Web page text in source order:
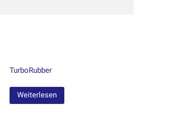
TurboRubber
Weiterlesen